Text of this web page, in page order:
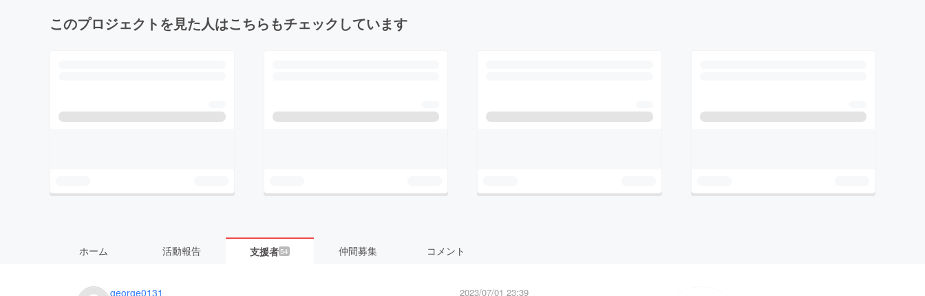
このプロジェクトを見た人はこちらもチェックしています
ホーム 活動報告 支援者54 仲間募集 コメント
george0131
2023/07/01 23:39